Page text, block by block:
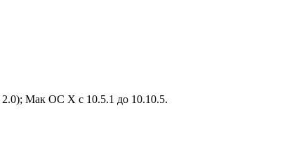
Мак ОС X с 10.5.1 до 10.10.5.